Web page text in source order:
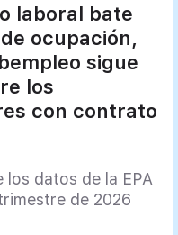
laboral bate
ocupación,
sigue
los
con contrato
los datos de la EPA
de 2026